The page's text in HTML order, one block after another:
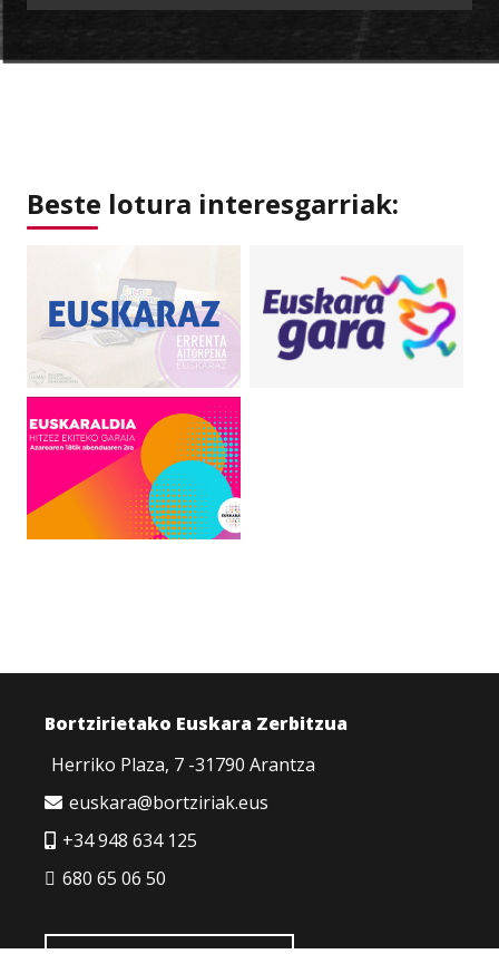
Beste lotura interesgarriak:
Bortzirietako Euskara Zerbitzua
Herriko Plaza, 7 -31790 Arantza
euskara@bortziriak.eus
+34 948 634 125
680 65 06 50